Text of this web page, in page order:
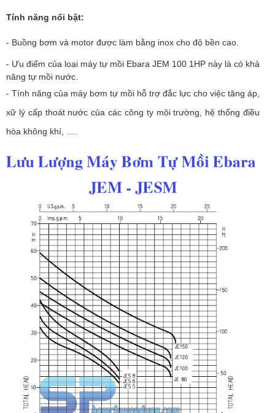
Tính năng nổi bật:
- Buồng bơm và motor được làm bằng inox cho độ bền cao.
- Ưu điểm của loại máy tự mồi Ebara JEM 100 1HP này là có khả
năng tự mồi nước.
- Tính năng của máy bơm tự mồi hỗ trợ đắc lực cho việc tăng áp,
xữ lý cấp thoát nước của các công ty môi trường, hệ thống điều
hòa không khí, ….